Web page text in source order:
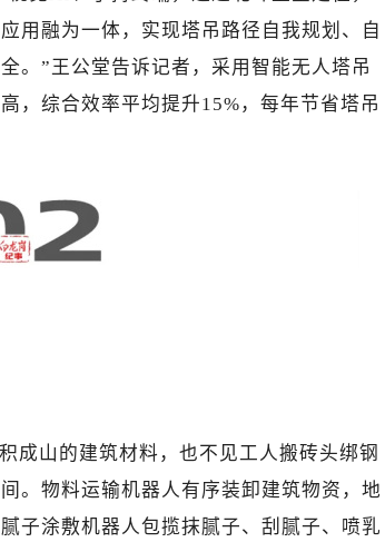
用融为一体，实现塔吊路径自我规划、自
。”王公堂告诉记者，采用智能无人塔吊
，综合效率平均提升15%，每年节省塔吊
成山的建筑材料，也不见工人搬砖头绑钢
。物料运输机器人有序装卸建筑物资，地
子涂敷机器人包揽抹腻子、刮腻子、喷乳